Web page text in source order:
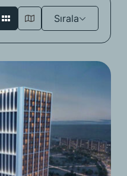
Sırala